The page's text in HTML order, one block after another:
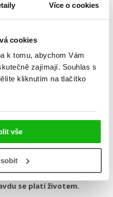
Více o cookies
cookies
k tomu, abychom Vám
zajímají. Souhlas s
kliknutím na tlačítko
vše
young adult
Křiváci
kde nedostane
se platí životem.